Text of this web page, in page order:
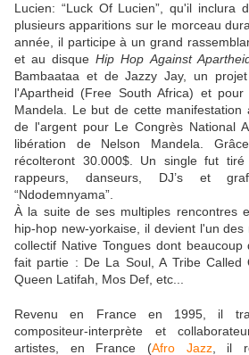
Lucien: “Luck Of Lucien”, qu'il inclura
plusieurs apparitions sur le morceau
année, il participe à un grand
et au disqueHip Hop Against
Bambaataa et de Jazzy Jay, un
l'Apartheid (Free South Africa) et
Mandela. Le but de cette manifestation
de l'argent pour Le Congrès National
libération de Nelson Mandela.
récolteront 30.000$. Un single fut
rappeurs, danseurs, DJ’s et
“Ndodemnyama”.
À la suite de ses multiples rencontres
hip-hop new-yorkaise, il devient l'un
collectif Native Tongues dont
fait partie : De La Soul, A Tribe Called
Queen Latifah, Mos Def, etc...
Revenu en France en 1995, il
compositeur-interprète et
artistes, en France (Afro Jazz, il